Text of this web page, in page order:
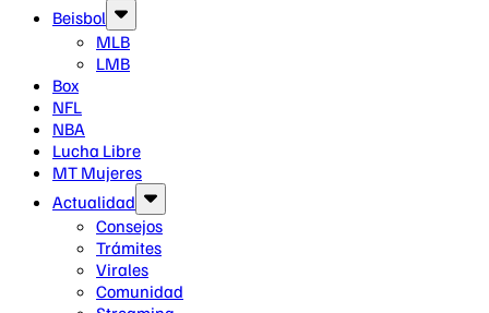
Beisbol
MLB
LMB
Box
NFL
NBA
Lucha Libre
MT Mujeres
Actualidad
Consejos
Trámites
Virales
Comunidad